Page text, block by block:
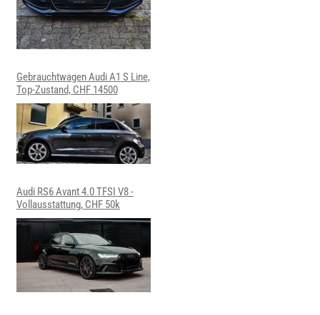
Gebrauchtwagen Audi A1 S Line,
Top-Zustand, CHF 14500
Audi RS6 Avant 4.0 TFSI V8 -
Vollausstattung, CHF 50k